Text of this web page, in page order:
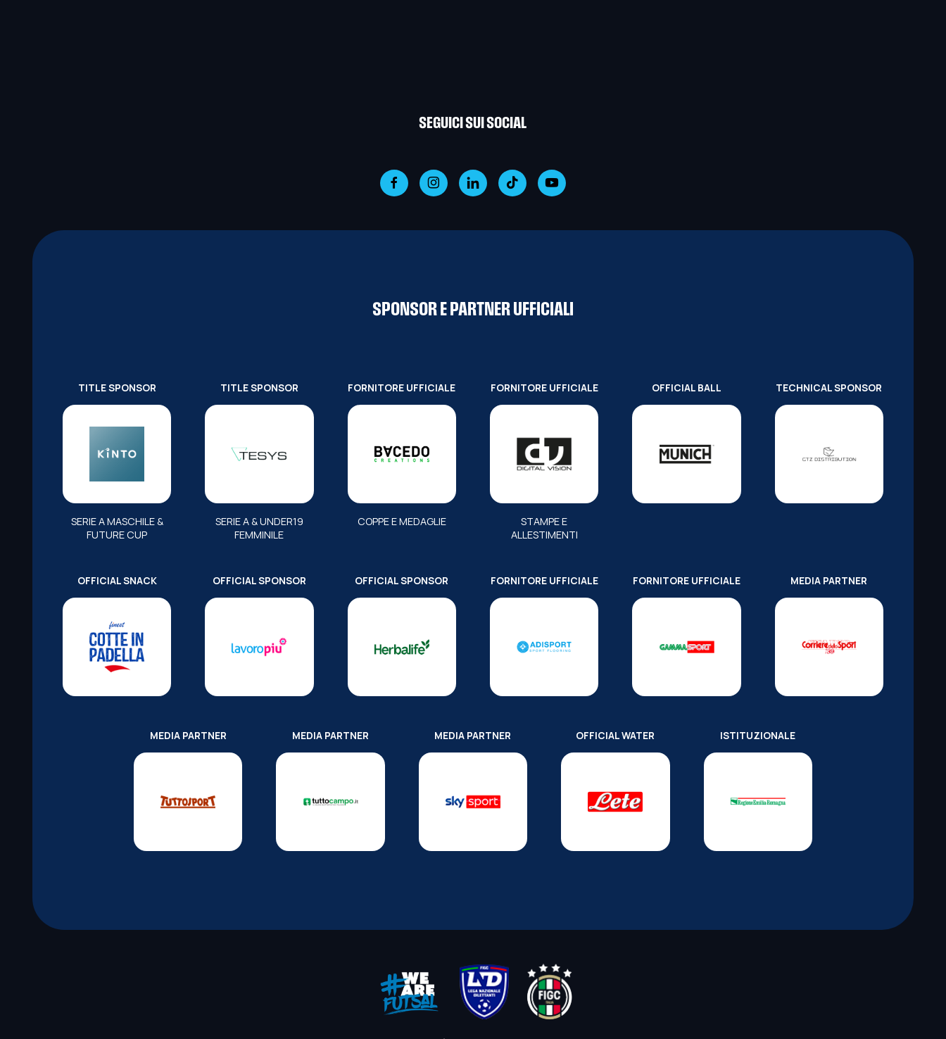
SEGUICI SUI SOCIAL
SPONSOR E PARTNER UFFICIALI
TITLE SPONSOR
SERIE A MASCHILE &
FUTURE CUP
TITLE SPONSOR
SERIE A & UNDER19
FEMMINILE
FORNITORE UFFICIALE
COPPE E MEDAGLIE
FORNITORE UFFICIALE
STAMPE E
ALLESTIMENTI
OFFICIAL BALL TECHNICAL SPONSOR
OFFICIAL SNACK OFFICIAL SPONSOR OFFICIAL SPONSOR FORNITORE UFFICIALE FORNITORE UFFICIALE MEDIA PARTNER
MEDIA PARTNER MEDIA PARTNER MEDIA PARTNER OFFICIAL WATER ISTITUZIONALE